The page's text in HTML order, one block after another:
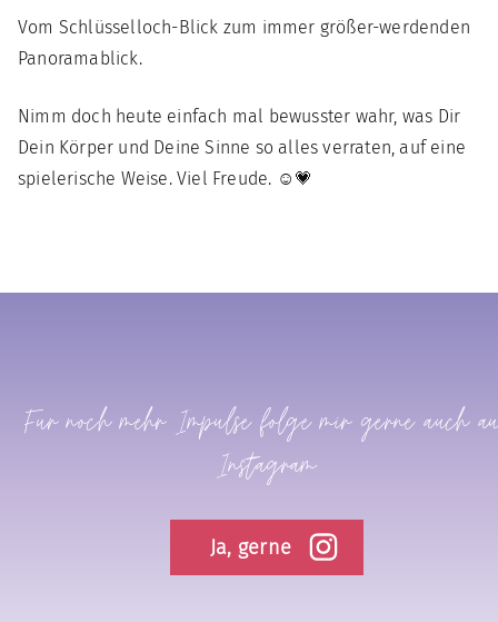
Vom Schlüsselloch-Blick zum immer größer-werdenden
Panoramablick.
Nimm doch heute einfach mal bewusster wahr, was Dir
Dein Körper und Deine Sinne so alles verraten, auf eine
spielerische Weise. Viel Freude. ☺️💗
Für noch mehr Impulse folge mir gerne auch
Instagram
Ja, gerne